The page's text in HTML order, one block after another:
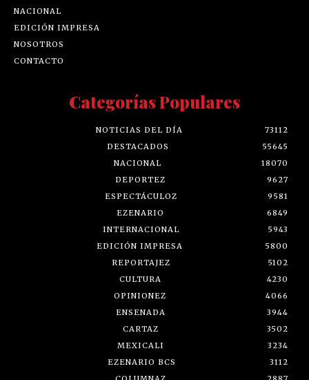
NACIONAL
EDICIÓN IMPRESA
NOSOTROS
CONTACTO
Categorías Populares
NOTICIAS DEL DÍA
73112
DESTACADOS
55645
NACIONAL
18070
DEPORTEZ
9627
ESPECTÁCULOZ
9581
EZENARIO
6849
INTERNACIONAL
5943
EDICIÓN IMPRESA
5800
REPORTAJEZ
5102
CULTURA
4230
OPINIONEZ
4066
ENSENADA
3944
CARTAZ
3502
MEXICALI
3234
EZENARIO BCS
3112